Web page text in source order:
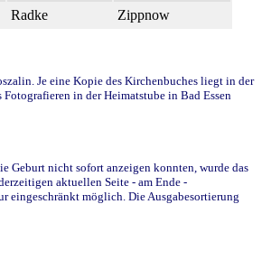
Radke Zippnow
Je eine Kopie des Kirchenbuches liegt in der
in der Heimatstube in Bad Essen
Geburt nicht sofort anzeigen konnten, wurde das
aktuellen Seite - am Ende -
eingeschränkt möglich. Die Ausgabesortierung